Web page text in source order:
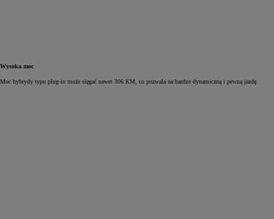
Wysoka moc
Moc hybrydy typu plug‑in może sięgać nawet 306 KM, co pozwala na bardzo dynamiczną i pewną jazdę.